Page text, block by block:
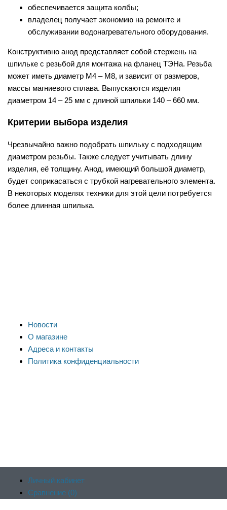
обеспечивается защита колбы;
владелец получает экономию на ремонте и
обслуживании водонагревательного оборудования.
Конструктивно анод представляет собой стержень на
шпильке с резьбой для монтажа на фланец ТЭНа. Резьба
может иметь диаметр М4 – М8, и зависит от размеров,
массы магниевого сплава. Выпускаются изделия
диаметром 14 – 25 мм с длиной шпильки 140 – 660 мм.
Критерии выбора изделия
Чрезвычайно важно подобрать шпильку с подходящим
диаметром резьбы. Также следует учитывать длину
изделия, её толщину. Анод, имеющий большой диаметр,
будет соприкасаться с трубкой нагревательного элемента.
В некоторых моделях техники для этой цели потребуется
более длинная шпилька.
Новости
О магазине
Адреса и контакты
Политика конфиденциальности
Личный кабинет
Сравнение (0)